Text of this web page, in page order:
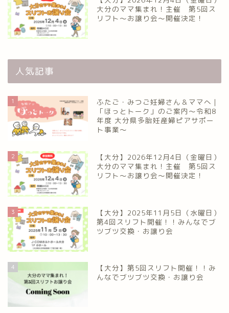
大分のママ集まれ！主催 第5回ス
リフト〜お譲り会〜開催決定！
人気記事
1
ふたご・みつご妊婦さん＆ママへ｜
「ほっとトーク」のご案内～令和8
年度 大分県多胎妊産婦ピアサポー
ト事業～
2
【大分】2026年12月4日（金曜日）
大分のママ集まれ！主催 第5回ス
リフト〜お譲り会〜開催決定！
3
【大分】2025年11月5日（水曜日）
第4回スリフト開催！！みんなでブ
ツブツ交換・お譲り会
4
【大分】第5回スリフト開催！！み
んなでブツブツ交換・お譲り会